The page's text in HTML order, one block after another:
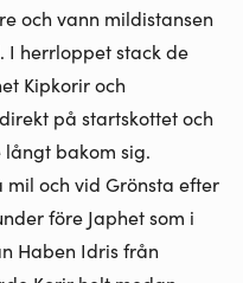
och vann mildistansen
herrloppet stack de
Kipkorir och
på startskottet och
bakom sig.
och vid Grönsta efter
före Japhet som i
Haben Idris från